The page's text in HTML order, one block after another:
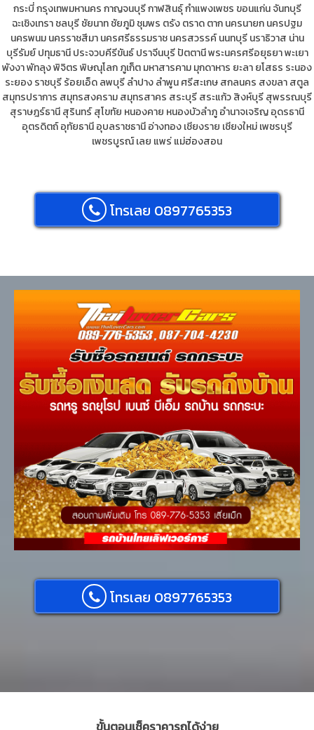
กระบี่กรุงเทพมหานครกาญจนบุรีกาฬสินธุ์กำแพงเพชร ขอนแก่น จันทบุรี
ฉะเชิงเทราชลบุรีชัยนาทชัยภูมิชุมพร ตรังตราดตากนครนายกนครปฐม
นครพนม นครราชสีมา นครศรีธรรมราช นครสวรรค์ นนทบุรี นราธิวาส น่าน
บุรีรัมย์ ปทุมธานี ประจวบคีรีขันธ์ ปราจีนบุรี ปัตตานีพระนครศรีอยุธยาพะเยา
พังงาพัทลุงพิจิตรพิษณุโลกภูเก็ตมหาสารคามมุกดาหาร ยะลายโสธร ระนอง
ระยองราชบุรีร้อยเอ็ดลพบุรีลำปางลำพูนศรีสะเกษสกลนคร สงขลาสตูล
สมุทรปราการ สมุทรสงครามสมุทรสาคร สระบุรีสระแก้วสิงห์บุรีสุพรรณบุรี
สุราษฎร์ธานีสุรินทร์สุโขทัย หนองคาย หนองบัวลำภูอำนาจเจริญอุดรธานี
อุตรดิตถ์อุทัยธานีอุบลราชธานีอ่างทองเชียงราย เชียงใหม่เพชรบุรี
เพชรบูรณ์เลย แพร่แม่ฮ่องสอน
โทรเลย 0897765353
โทรเลย 0897765353
ขั้นตอนเช็คราคารถได้ง่าย